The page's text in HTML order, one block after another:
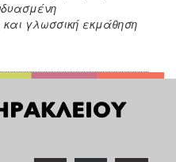
γλωσσική εκμάθηση